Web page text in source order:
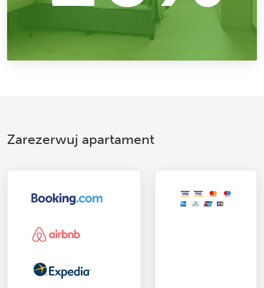
Zarezerwuj apartament